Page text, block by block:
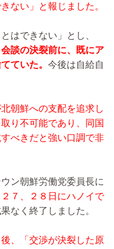
ない」と報じました。
はできない」とし、
談の決裂前に、既にア
ていた。 今後は自給自
朝鮮への支配を追求し
り不可能であり、同国
べきだと強い口調で非
ン朝鮮労働党委員長に
７、２８日にハノイで
果なく終了しました。
、「交渉が決裂した原